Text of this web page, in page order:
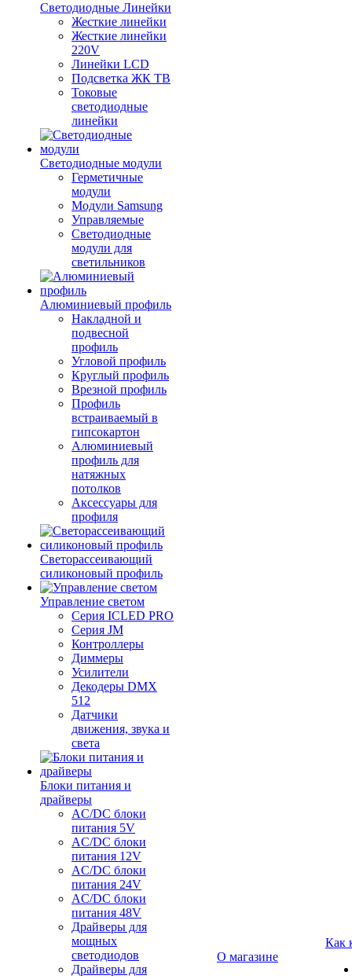
Светодиодные Линейки
Жесткие линейки
Жесткие линейки
220V
Линейки LCD
Подсветка ЖК ТВ
Токовые
светодиодные
линейки
Светодиодные модули
Герметичные
модули
Модули Samsung
Управляемые
Светодиодные
модули для
светильников
Алюминиевый профиль
Накладной и
подвесной
профиль
Угловой профиль
Круглый профиль
Врезной профиль
Профиль
встраиваемый в
гипсокартон
Алюминиевый
профиль для
натяжных
потолков
Аксессуары для
профиля
Светорассеивающий
силиконовый профиль
Управление светом
Серия ICLED PRO
Серия JM
Контроллеры
Диммеры
Усилители
Декодеры DMX
512
Датчики
движения, звука и
света
Блоки питания и
драйверы
AC/DC блоки
питания 5V
AC/DC блоки
питания 12V
AC/DC блоки
питания 24V
AC/DC блоки
питания 48V
Драйверы для
мощных
светодиодов
Драйверы для
О магазине
Как